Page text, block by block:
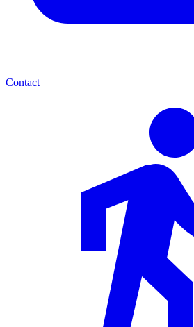
Contact